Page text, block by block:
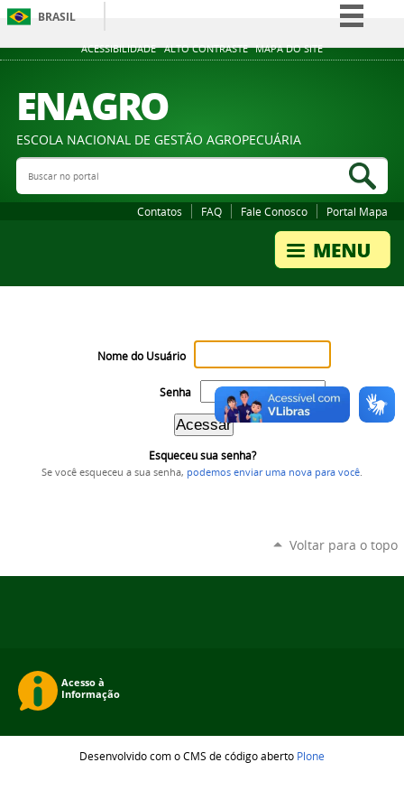
ACESSIBILIDADE ALTO CONTRASTE MAPA DO SITE
BRASIL
Simplifique!
Acesso à informação
Legislação
ENAGRO
ESCOLA NACIONAL DE GESTÃO AGROPECUÁRIA
Buscar no portal
Contatos FAQ Fale Conosco Portal Mapa
Nome do Usuário
Senha
Esqueceu sua senha?
Se você esqueceu a sua senha, podemos enviar uma nova para você
Voltar para o topo
Desenvolvido com o CMS de código aberto Plone